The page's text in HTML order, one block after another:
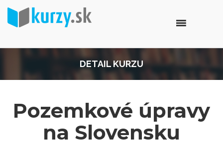
DETAIL KURZU
Pozemkové úpravy
na Slovensku